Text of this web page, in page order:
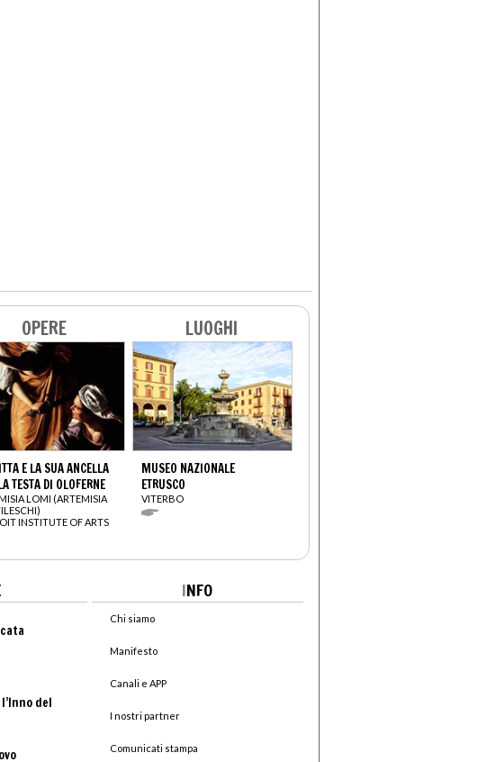
OPERE
E LA SUA ANCELLA
TESTA DI OLOFERNE
LOMI (ARTEMISIA
INSTITUTE OF ARTS
LUOGHI
MUSEO NAZIONALE
ETRUSCO
VITERBO
del
INFO
Chi siamo
Manifesto
Canali e APP
I nostri partner
Comunicati stampa